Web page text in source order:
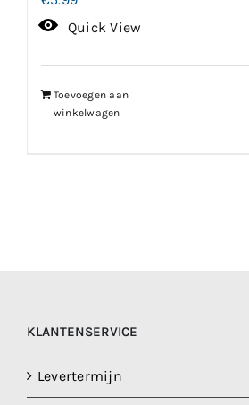
Quick View
Toevoegen aan
winkelwagen
KLANTENSERVICE
Levertermijn